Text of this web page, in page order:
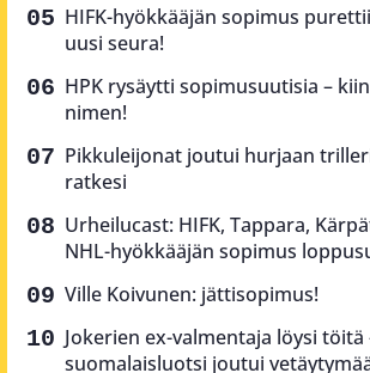
HIFK-hyökkääjän sopimus
uusi seura!
HPK rysäytti sopimusuutisia –
nimen!
Pikkuleijonat joutui hurjaan
ratkesi
Urheilucast: HIFK, Tappara,
NHL-hyökkääjän sopimus
Ville Koivunen: jättisopimus!
Jokerien ex-valmentaja löysi töitä
suomalaisluotsi joutui